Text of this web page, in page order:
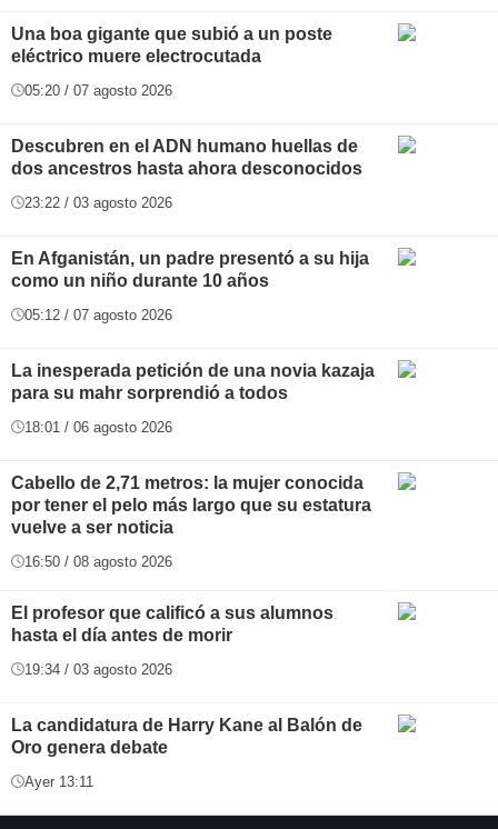
Una boa gigante que subió a un poste
eléctrico muere electrocutada
05:20 / 07 agosto 2026
Descubren en el ADN humano huellas de
dos ancestros hasta ahora desconocidos
23:22 / 03 agosto 2026
En Afganistán, un padre presentó a su hija
como un niño durante 10 años
05:12 / 07 agosto 2026
La inesperada petición de una novia kazaja
para su mahr sorprendió a todos
18:01 / 06 agosto 2026
Cabello de 2,71 metros: la mujer conocida
por tener el pelo más largo que su estatura
vuelve a ser noticia
16:50 / 08 agosto 2026
El profesor que calificó a sus alumnos
hasta el día antes de morir
19:34 / 03 agosto 2026
La candidatura de Harry Kane al Balón de
Oro genera debate
Ayer 13:11